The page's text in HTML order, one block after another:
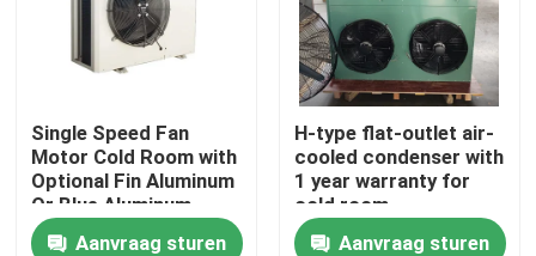
de koeler van de koude ruimtelucht
Koude Zaal Condensator
Koude Zaal Koelingsmateriaal
Single Speed Fan
Motor Cold Room with
Optional Fin Aluminum
Or Blue Aluminum
Aanvraag sturen
H-type flat-outlet air-
cooled condenser with
1 year warranty for
cold room
applications
Aanvraag sturen